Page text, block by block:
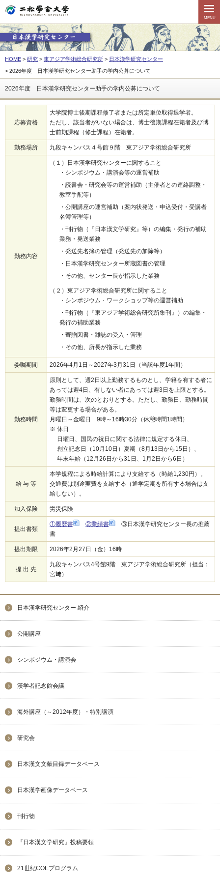
MENU
HOME 研究 東アジア学術総合研究所
日本漢学研究センター
2026年度 日本漢学研究センター助手の学内公募について
2026年度 日本漢学研究センター助手の学内公募について
応募資格
大学院博士後期課程修了者または所定単位取得退学者。
ただし、該当者がいない場合は、博士後期課程在籍者及び博
士前期課程（修士課程）在籍者。
勤務場所 九段キャンパス４号館９階 東アジア学術総合研究所
勤務内容
（１）日本漢学研究センターに関すること
・シンポジウム・講演会等の運営補助
・読書会・研究会等の運営補助（主催者との連絡調整・
教室手配等）
・公開講座の運営補助（案内状発送・申込受付・受講者
名簿管理等）
・刊行物（『日本漢文学研究』等）の編集・発行の補助
業務・発送業務
・発送先名簿の管理（発送先の加除等）
・日本漢学研究センター所蔵図書の管理
・その他、センター長が指示した業務
（２）東アジア学術総合研究所に関すること
・シンポジウム・ワークショップ等の運営補助
・刊行物（『東アジア学術総合研究所集刊』）の編集・
発行の補助業務
・寄贈図書・雑誌の受入・管理
・その他、所長が指示した業務
委嘱期間 2026年4月1日～2027年3月31日（当該年度1年間）
勤務時間
原則として、週2日以上勤務するものとし、学籍を有する者に
あっては週4日、有しない者にあっては週3日を上限とする。
勤務時間は、次のとおりとする。ただし、勤務日、勤務時間
等は変更する場合がある。
月曜日～金曜日 9時～16時30分（休憩時間1時間）
※ 休日
日曜日、国民の祝日に関する法律に規定する休日、
創立記念日（10月10日）夏期（8月13日から15日）、
年末年始（12月26日から31日、1月2日から6日）
給 与 等
本学規程による時給計算により支給する（時給1,230円）。
交通費は別途実費を支給する（通学定期を所有する場合は支
給しない）。
加入保険 労災保険
提出書類
①履歴書 ②業績書
③日本漢学研究センター長の推薦
書
提出期限 2026年2月27日（金）16時
提 出 先
九段キャンパス4号館9階 東アジア学術総合研究所（担当：
宮﨑）
日本漢学研究センター 紹介
公開講座
シンポジウム・講演会
漢学者記念館会議
海外講座（～2012年度）・特別講演
研究会
日本漢文文献目録データベース
日本漢学画像データベース
刊行物
『日本漢文学研究』投稿要領
21世紀COEプログラム